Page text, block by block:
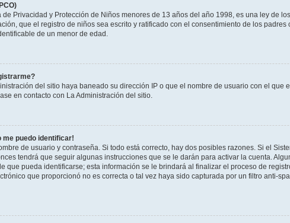
de Privacidad y Protección de Niños menores de 13 años del año 1998, es una ley de
que el registro de niños sea escrito y ratificado con el consentimiento de los
de un menor de edad.
del sitio haya baneado su dirección IP o que el nombre de usuario con el
en contacto con La Administración del sitio.
me puedo identificar!
de usuario y contraseña. Si todo está correcto, hay dos posibles razones. Si el
tendrá que seguir algunas instrucciones que se le darán para activar la cuenta.
que pueda identificarse; esta información se le brindará al finalizar el proceso de
que proporcionó no es correcta o tal vez haya sido capturada por un filtro anti-